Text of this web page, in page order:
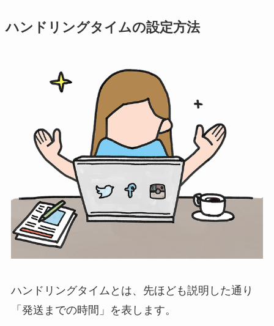
ハンドリングタイムの設定方法
ハンドリングタイムとは、先ほども説明した通り
「発送までの時間」を表します。